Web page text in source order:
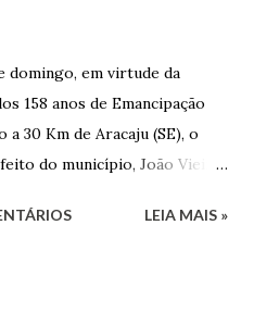
domingo, em virtude da
158 anos de Emancipação
30 Km de Aracaju (SE), o
do município, João Vieira
dos Santos, nasceu em
LEIA MAIS »